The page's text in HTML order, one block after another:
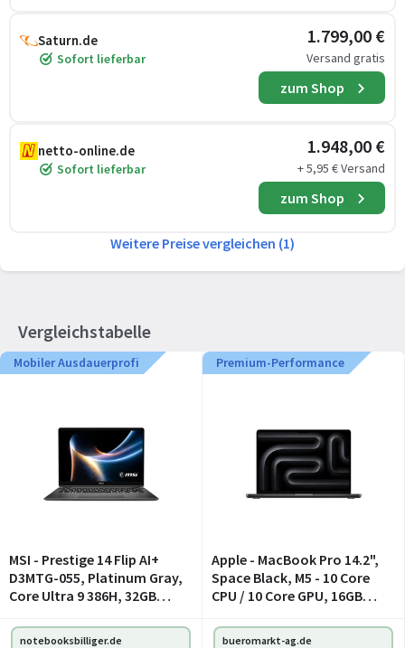
Saturn.de
Sofort lieferbar
1.799,00 €
Versand gratis
zum Shop
netto-online.de
Sofort lieferbar
1.948,00 €
+ 5,95 € Versand
zum Shop
Weitere Preise vergleichen (1)
Vergleichstabelle
Mobiler Ausdauerprofi
MSI - Prestige 14 Flip AI+
D3MTG-055, Platinum Gray,
Core Ultra 9 386H, 32GB
055)
Premium-Performance
Apple - MacBook Pro 14.2",
Space Black, M5 - 10 Core
CPU / 10 Core GPU, 16GB
(MDE04D/A / Z1KH)
notebooksbilliger.de
bueromarkt-ag.de